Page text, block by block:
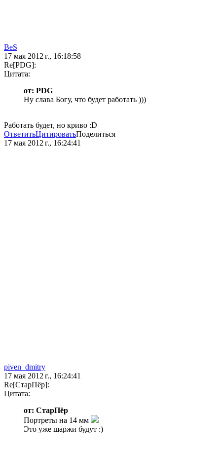
BeS
17 мая 2012 г., 16:18:58
Re[PDG]:
Цитата:
от: PDG
Ну слава Богу, что будет работать )))
Работать будет, но криво :D
ОтветитьЦитироватьПоделиться
17 мая 2012 г., 16:24:41
piven_dmitry
17 мая 2012 г., 16:24:41
Re[СтарПёр]:
Цитата:
от: СтарПёр
Портреты на 14 мм
Это уже шаржи будут :)